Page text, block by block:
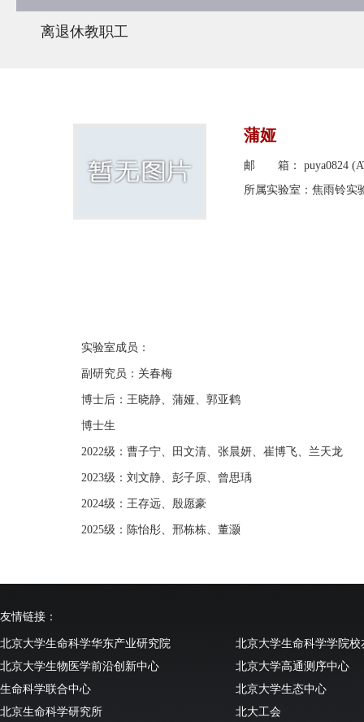
离退休教职工
蒲娅
邮 箱： puya0824
所属实验室：焦雨铃实
实验室成员：
副研究员：关春梅
博士后：王晓静、蒲娅、郭亚鹤
博士生
2022级：曹子宁、田文清、张晨妍、崔博飞、兰天龙
2023级：刘文静、彭子原、曾思瑀
2024级：王存远、殷愿豪
2025级：陈怡彤、邢栋栋、董灏
友情链接：
北京大学生命科学华东产业研究院
北京大学生命科学学院校
北京大学生物医学前沿创新中心
北京大学高通测序中心
生命科学联合中心
北京大学生态中心
北京生命科学研究所
北大工会